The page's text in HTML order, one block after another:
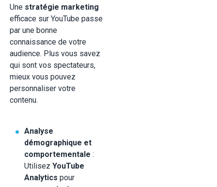
Une stratégie marketing
efficace sur YouTube passe
par une bonne
connaissance de votre
audience. Plus vous savez
qui sont vos spectateurs,
mieux vous pouvez
personnaliser votre
contenu.
Analyse
démographique et
comportementale :
Utilisez YouTube
Analytics pour